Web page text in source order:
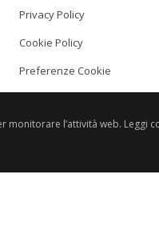
Privacy Policy
Cookie Policy
Preferenze Cookie
l’attività web.